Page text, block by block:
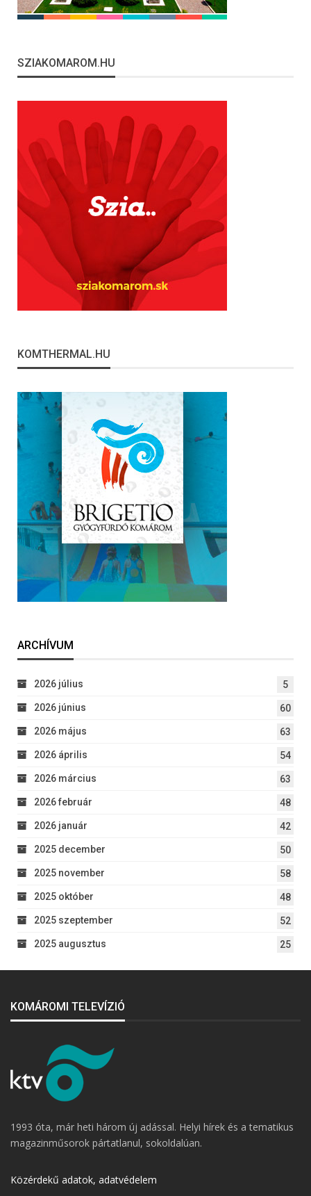
SZIAKOMAROM.HU
KOMTHERMAL.HU
ARCHÍVUM
2026 július 5
2026 június 60
2026 május 63
2026 április 54
2026 március 63
2026 február 48
2026 január 42
2025 december 50
2025 november 58
2025 október 48
2025 szeptember 52
2025 augusztus 25
KOMÁROMI TELEVÍZIÓ
1993 óta, már heti három új adással. Helyi hírek és a tematikus
magazinműsorok pártatlanul, sokoldalúan.
Közérdekű adatok, adatvédelem